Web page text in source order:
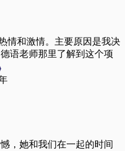
情和激情。主要原因是我决
语老师那里了解到这个项
，她和我们在一起的时间